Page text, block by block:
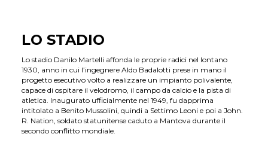
LO STADIO
Lo stadio Danilo Martelli affonda le proprie radici nel lontano
1930, anno in cui l’ingegnere Aldo Badalotti prese in mano il
progetto esecutivo volto a realizzare un impianto polivalente,
capace di ospitare il velodromo, il campo da calcio e la pista di
atletica. Inaugurato ufficialmente nel 1949, fu dapprima
intitolato a Benito Mussolini, quindi a Settimo Leoni e poi a John.
R. Nation, soldato statunitense caduto a Mantova durante il
secondo conflitto mondiale.